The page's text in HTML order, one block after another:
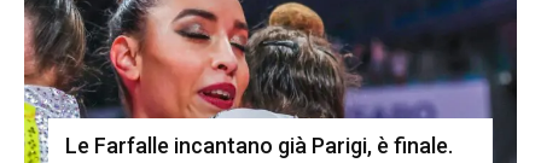
Le Farfalle incantano già Parigi, è finale.